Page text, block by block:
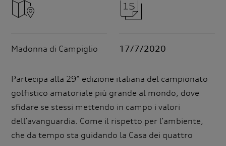
Madonna di Campiglio 17/7/2020
Partecipa alla 29^ edizione italiana del campionato
golfistico amatoriale più grande al mondo, dove
sfidare se stessi mettendo in campo i valori
dell’avanguardia. Come il rispetto per l’ambiente,
che da tempo sta guidando la Casa dei quattro